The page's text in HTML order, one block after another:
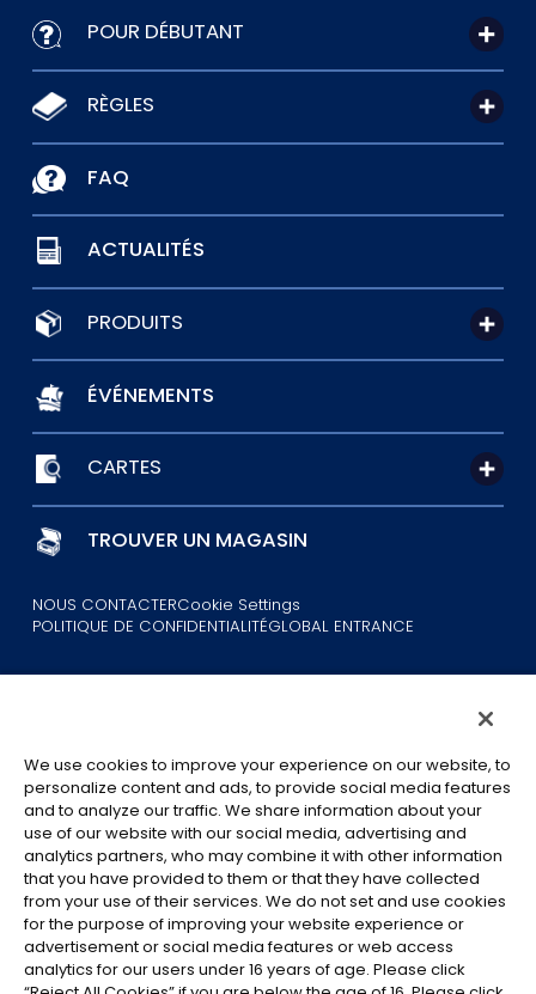
POUR DÉBUTANT
RÈGLES
FAQ
ACTUALITÉS
PRODUITS
ÉVÉNEMENTS
CARTES
TROUVER UN MAGASIN
NOUS CONTACTERCookie Settings
POLITIQUE DE CONFIDENTIALITÉGLOBAL ENTRANCE
©Eiichiro Oda/Shueisha
©Eiichiro Oda/Shueisha, Toei Animation
Toutes les images, textes et données de ce site web ne peuvent être
reproduits sans autorisation.
Veuillez noter que les images utilisées sur ce site peuvent différer du
produit final, car celui-ci est encore en cours de développement.
We use cookies to improve your experience on our website, to
personalize content and ads, to provide social media features
and to analyze our traffic. We share information about your
use of our website with our social media, advertising and
analytics partners, who may combine it with other information
that you have provided to them or that they have collected
from your use of their services. We do not set and use cookies
for the purpose of improving your website experience or
advertisement or social media features or web access
analytics for our users under 16 years of age. Please click